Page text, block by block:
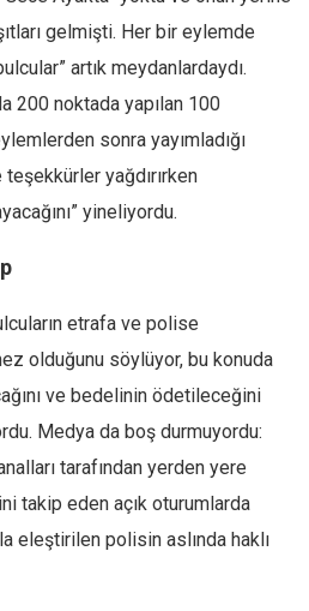
gelmişti. Her bir eylemde
artık meydanlardaydı.
200 noktada yapılan 100
sonra yayımladığı
yağdırırken
yineliyordu.
etrafa ve polise
olduğunu söylüyor, bu konuda
ve bedelinin ödetileceğini
Medya da boş durmuyordu:
tarafından yerden yere
takip eden açık oturumlarda
eleştirilen polisin aslında haklı